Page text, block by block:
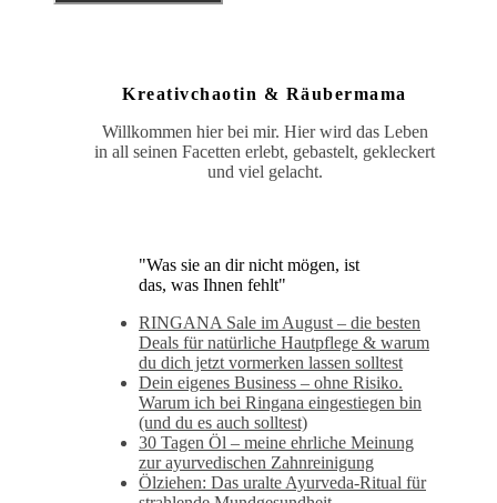
Kreativchaotin & Räubermama
Willkommen hier bei mir. Hier wird das Leben
in all seinen Facetten erlebt, gebastelt, gekleckert
und viel gelacht.
"Was sie an dir nicht mögen, ist
das, was Ihnen fehlt"
RINGANA Sale im August – die besten
Deals für natürliche Hautpflege & warum
du dich jetzt vormerken lassen solltest
Dein eigenes Business – ohne Risiko.
Warum ich bei Ringana eingestiegen bin
(und du es auch solltest)
30 Tagen Öl – meine ehrliche Meinung
zur ayurvedischen Zahnreinigung
Ölziehen: Das uralte Ayurveda-Ritual für